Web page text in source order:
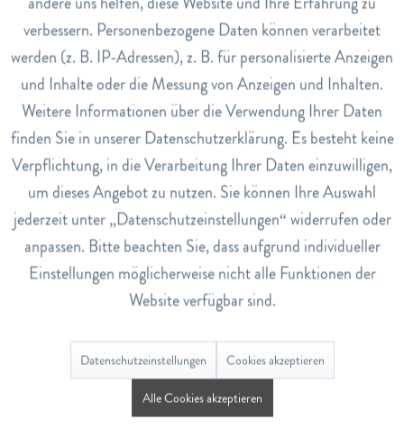
Tee Wunderbare Momente
CHF 11.80
In denWarenkorb
Tee Vom Leben Umarmt
CHF 11.80
In denWarenkorb
Tee Liebe Freunde
CHF 11.80
Pina Moringa Tee
CHF 18.80
Marketing Inaktiv
Tracking Inaktiv
Service Inaktiv
verbessern. Personenbezogene Daten können verarbeitet
werden (z. B. IP-Adressen), z. B. für personalisierte Anzeigen
und Inhalte oder die Messung von Anzeigen und Inhalten.
Weitere Informationen über die Verwendung Ihrer Daten
finden Sie in unserer Datenschutzerklärung. Es besteht keine
Verpflichtung, in die Verarbeitung Ihrer Daten einzuwilligen,
um dieses Angebot zu nutzen. Sie können Ihre Auswahl
jederzeit unter „Datenschutzeinstellungen“ widerrufen oder
anpassen. Bitte beachten Sie, dass aufgrund individueller
Einstellungen möglicherweise nicht alle Funktionen der
Website verfügbar sind.
Datenschutzeinstellungen Cookies akzeptieren
Alle Cookies akzeptieren